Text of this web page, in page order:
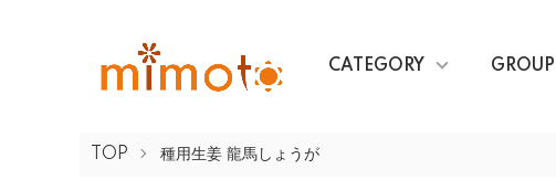
CATEGORY GROUP
TOP 種用生姜 龍馬しょうが